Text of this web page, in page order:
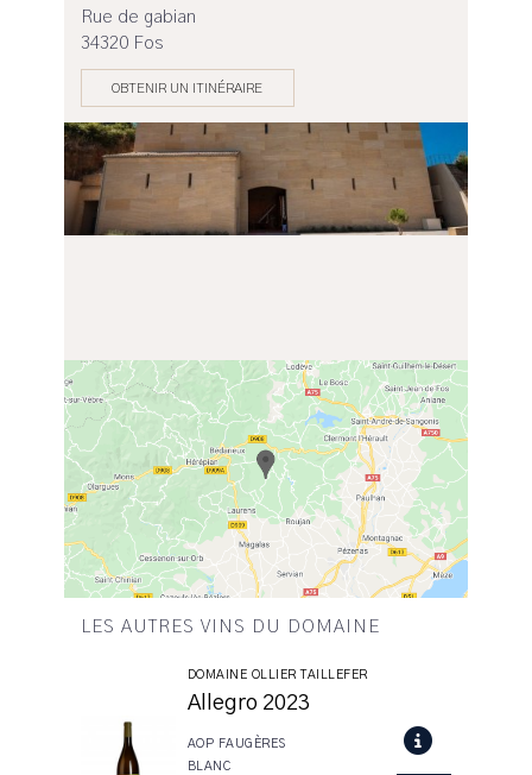
Rue de gabian
34320 Fos
OBTENIR UN ITINÉRAIRE
LES AUTRES VINS DU DOMAINE
DOMAINE OLLIER TAILLEFER
Allegro 2023
AOP FAUGÈRES
BLANC